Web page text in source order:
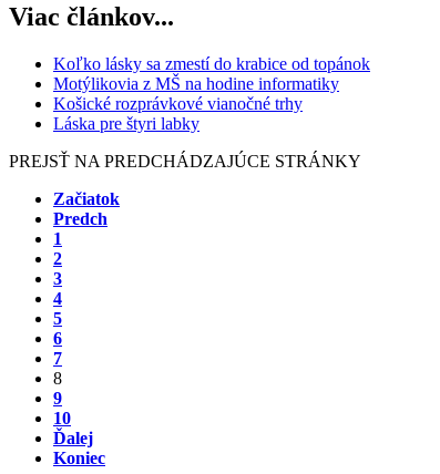
Viac článkov...
Koľko lásky sa zmestí do krabice od topánok
Motýlikovia z MŠ na hodine informatiky
Košické rozprávkové vianočné trhy
Láska pre štyri labky
PREJSŤ NA PREDCHÁDZAJÚCE STRÁNKY
Začiatok
Predch
1
2
3
4
5
6
7
8
9
10
Ďalej
Koniec